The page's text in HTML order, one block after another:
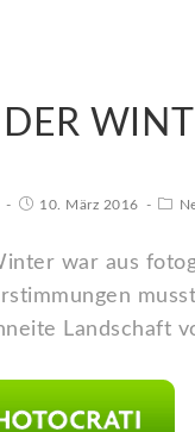
DER
10. März 2016
war aus
Landschaft